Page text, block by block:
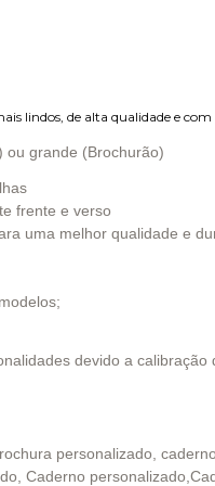
lindos, de alta qualidade e
ou grande (Brochurão)
frente e verso
uma melhor qualidade e
devido a
personalizado,
Caderno